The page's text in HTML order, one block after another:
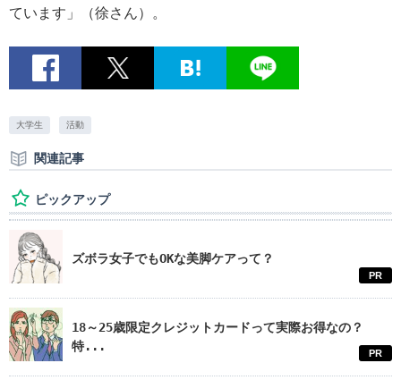
ています」（徐さん）。
大学生 活動
関連記事
ピックアップ
ズボラ女子でもOKな美脚ケアって？
PR
18～25歳限定クレジットカードって実際お得なの？
特...
PR